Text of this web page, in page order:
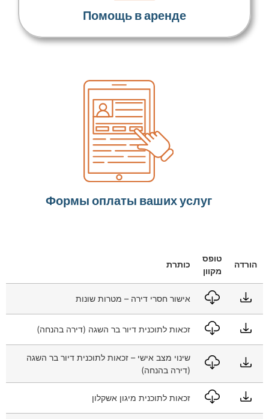
Помощь в аренде
Формы оплаты ваших услуг
כותרת
טופס
מקוון
הורדה
אישור חסרי דירה – מטרות שונות
זכאות לתוכנית דיור בר השגה (דירה בהנחה)
שינוי מצב אישי – זכאות לתוכנית דיור בר השגה
(דירה בהנחה)
זכאות לתוכנית מיגון אשקלון